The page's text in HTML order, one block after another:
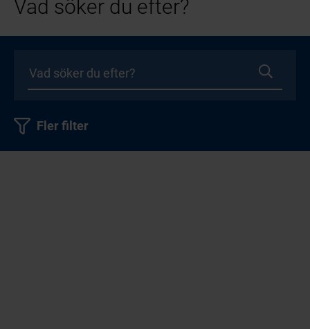
Vad söker du efter?
Fler filter